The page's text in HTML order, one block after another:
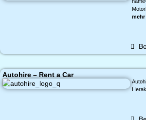
mehr
Autohire – Rent a Car